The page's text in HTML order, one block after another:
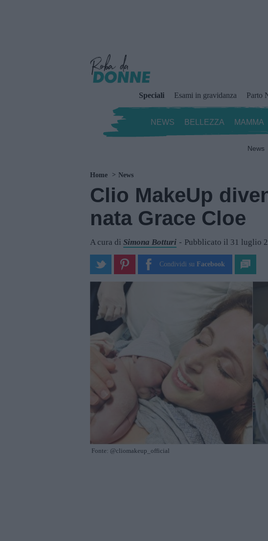
Speciali Esami in gravidanza Parto
NEWS BELLEZZA MAMMA
News
Home News
Clio MakeUp
nata Grace Cloe
A cura di Simona Botturi Pubblicato il 31 luglio
Condividi su Facebook
Fonte: @cliomakeup_official